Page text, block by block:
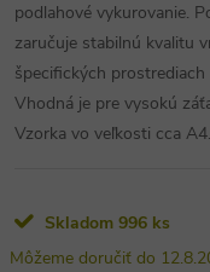
podlahové vykurovanie.
zaručuje stabilnú kvalitu
špecifických
Vhodná je pre vysokú
Vzorka vo veľkosti cca A4.
Skladom 996 ks